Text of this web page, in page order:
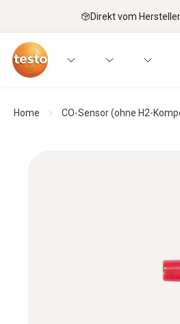
Direkt vom Hersteller
Home CO-Sensor (ohne H2-